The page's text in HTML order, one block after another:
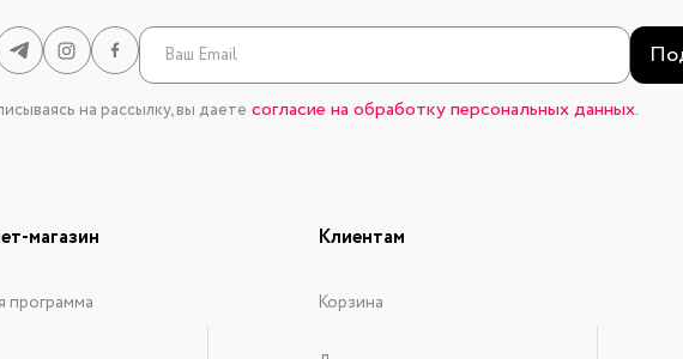
на рассылку, вы даете согласие на обработку персональных данных.
магазин
программа
Клиентам
Корзина